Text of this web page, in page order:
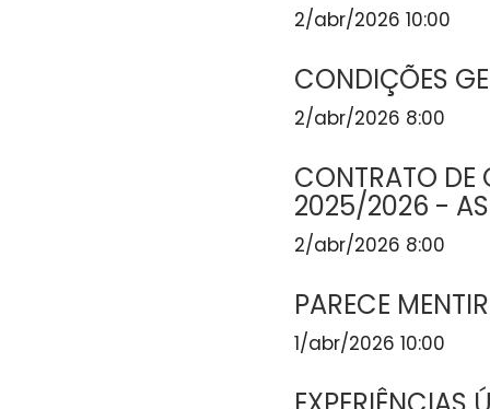
2/abr/2026 10:00
CONDIÇÕES
2/abr/2026 8:00
CONTRATO DE
2025/2026 -
2/abr/2026 8:00
PARECE
1/abr/2026 10:00